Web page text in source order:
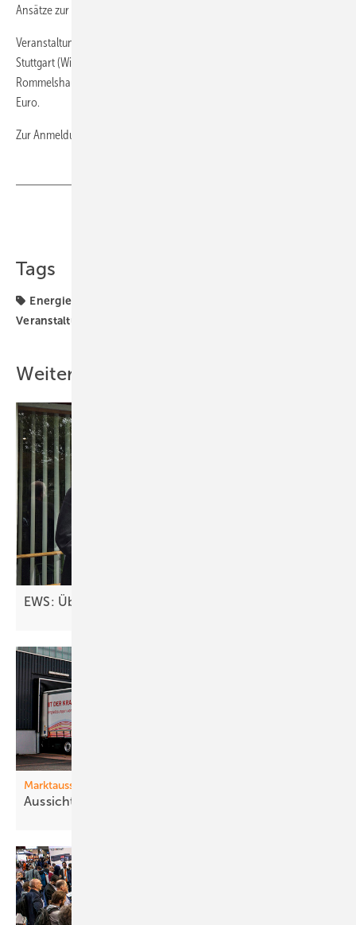
Ansätze zur Umsetzung befinden und wie sie angepackt werden.
Veranstaltungsort ist das Tagungszentrum „room2rent“ in Kernen bei
Stuttgart (Wilhelm-Maybach-Straße 29, 71394 Kernen-
Rommelshausen). Beginn ist um 9:30 Uhr. Die Teilnahme kostet 199
Euro.
Zur Anmeldung:
Tags
Energiewende
Veranstaltungstipp
Weitere Inhalte
EWS: Übergabe nach 40
Marktaussichten
Aussichten für